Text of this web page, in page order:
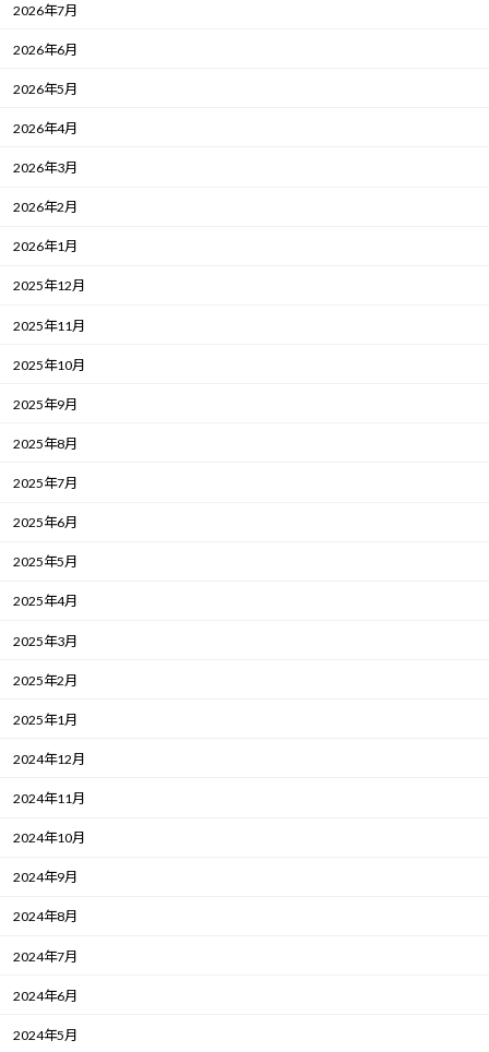
2026年7月
2026年6月
2026年5月
2026年4月
2026年3月
2026年2月
2026年1月
2025年12月
2025年11月
2025年10月
2025年9月
2025年8月
2025年7月
2025年6月
2025年5月
2025年4月
2025年3月
2025年2月
2025年1月
2024年12月
2024年11月
2024年10月
2024年9月
2024年8月
2024年7月
2024年6月
2024年5月